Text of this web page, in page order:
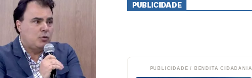
PUBLICIDADE
PUBLICIDADE / BENDITA CIDADANIA